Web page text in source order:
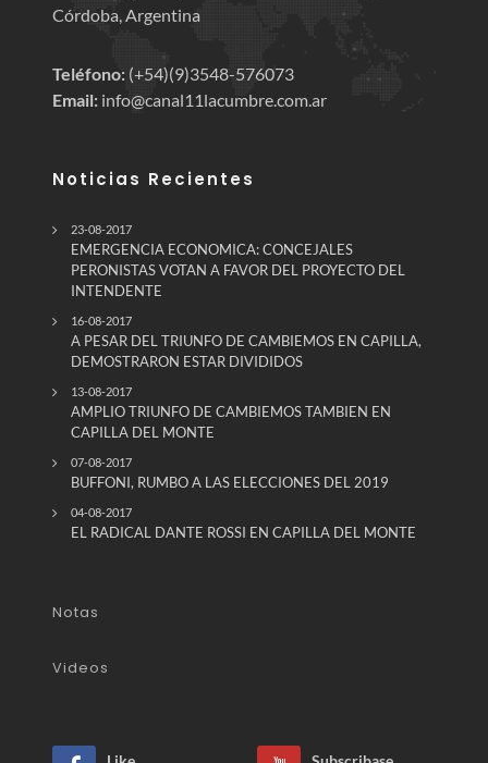
Córdoba, Argentina
Teléfono: (+54)(9)3548-576073
Email: info@canal11lacumbre.com.ar
Noticias Recientes
23-08-2017
EMERGENCIA ECONOMICA: CONCEJALES
PERONISTAS VOTAN A FAVOR DEL PROYECTO DEL
INTENDENTE
16-08-2017
A PESAR DEL TRIUNFO DE CAMBIEMOS EN CAPILLA,
DEMOSTRARON ESTAR DIVIDIDOS
13-08-2017
AMPLIO TRIUNFO DE CAMBIEMOS TAMBIEN EN
CAPILLA DEL MONTE
07-08-2017
BUFFONI, RUMBO A LAS ELECCIONES DEL 2019
04-08-2017
EL RADICAL DANTE ROSSI EN CAPILLA DEL MONTE
Notas
Videos